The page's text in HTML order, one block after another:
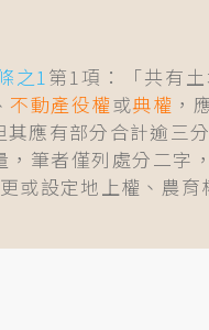
之1 第1項：「共有
不動產役權或典權 ，
其應有部分合計逾三
，筆者僅列處分二字
或設定地上權、農育